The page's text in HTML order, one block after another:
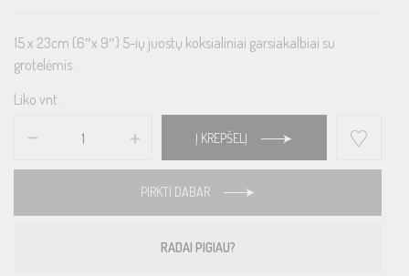
15 x 23cm (6″x 9″) 5-ių juostų koksialiniai garsiakalbiai su
grotelėmis.
Liko vnt.
Į KREPŠELĮ
PIRKTI DABAR
RADAI PIGIAU?